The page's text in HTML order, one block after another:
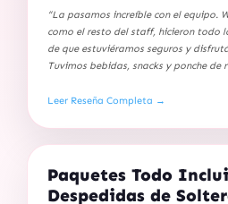
“La pasamos increíble con el equipo.
como el resto del staff, hicieron todo
de que estuviéramos seguros y
Tuvimos bebidas, snacks y ponche de
Leer Reseña Completa →
Paquetes Todo
Despedidas de